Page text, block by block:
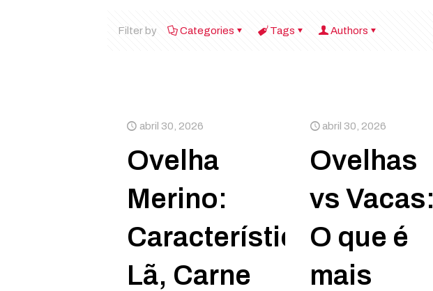
Filter by Categories Tags Authors
abril 30, 2026
Ovelha
Merino:
Características,
Lã, Carne
abril 30, 2026
Ovelhas
vs Vacas:
O que é
mais